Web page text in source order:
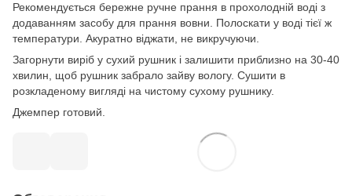
Рекомендується бережне ручне прання в прохолодній воді з
додаванням засобу для прання вовни. Полоскати у воді тієї ж
температури. Акуратно віджати, не викручуючи.
Загорнути виріб у сухий рушник і залишити приблизно на 30-40
хвилин, щоб рушник забрало зайву вологу. Сушити в
розкладеному вигляді на чистому сухому рушнику.
Джемпер готовий.